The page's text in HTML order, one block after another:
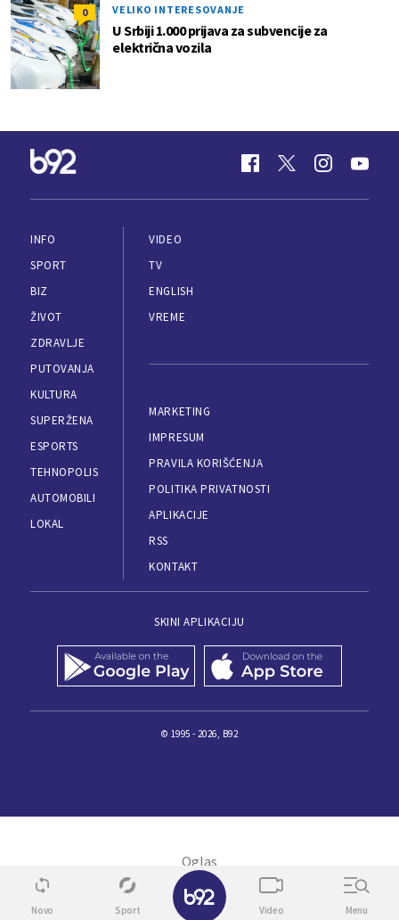
0 VELIKO INTERESOVANJE
U Srbiji 1.000 prijava za subvencije za
električna vozila
INFO
SPORT
BIZ
ŽIVOT
ZDRAVLJE
PUTOVANJA
KULTURA
SUPERŽENA
ESPORTS
TEHNOPOLIS
AUTOMOBILI
LOKAL
VIDEO
TV
ENGLISH
VREME
MARKETING
IMPRESUM
PRAVILA KORIŠĆENJA
POLITIKA PRIVATNOSTI
APLIKACIJE
RSS
KONTAKT
SKINI APLIKACIJU
© 1995 - 2026, B92
Novo Sport Video Menu
✕